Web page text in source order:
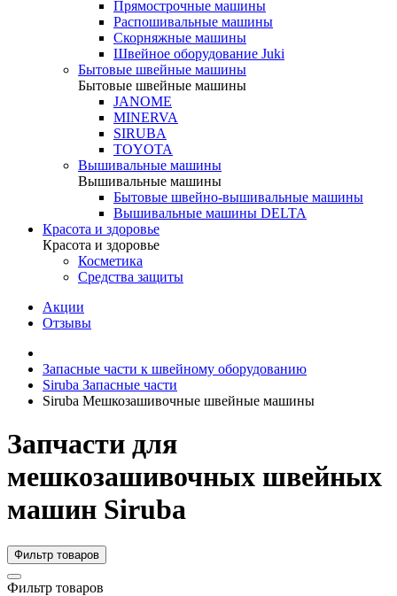
Прямострочные машины
Распошивальные машины
Скорняжные машины
Швейное оборудование Juki
Бытовые швейные машины
Бытовые швейные машины
JANOME
MINERVA
SIRUBA
TOYOTA
Вышивальные машины
Вышивальные машины
Бытовые швейно-вышивальные машины
Вышивальные машины DELTA
Красота и здоровье
Красота и здоровье
Косметика
Средства защиты
Акции
Отзывы
Запасные части к швейному оборудованию
Siruba Запасные части
Siruba Мешкозашивочные швейные машины
Запчасти для
мешкозашивочных швейных
машин Siruba
Фильтр товаров
Фильтр товаров